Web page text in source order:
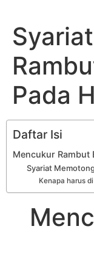
Pada
Daftar Isi
Mencukur Rambut
Syariat
Kenapa harus